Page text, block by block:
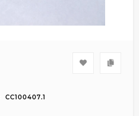
CC100407.1